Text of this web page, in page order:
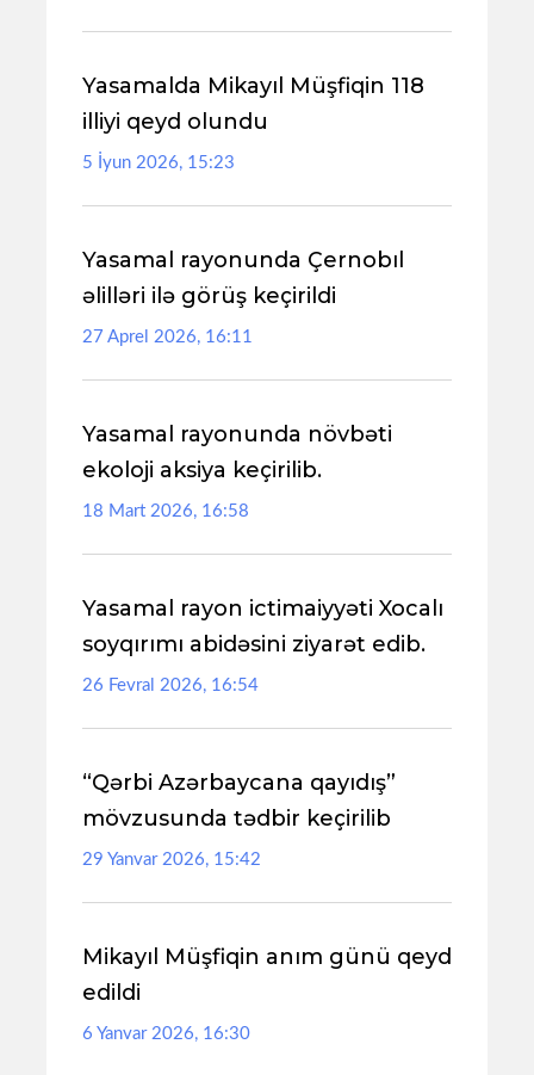
Yasamalda Mikayıl Müşfiqin 118
illiyi qeyd olundu
5 İyun 2026, 15:23
Yasamal rayonunda Çernobıl
əlilləri ilə görüş keçirildi
27 Aprel 2026, 16:11
Yasamal rayonunda növbəti
ekoloji aksiya keçirilib.
18 Mart 2026, 16:58
Yasamal rayon ictimaiyyəti Xocalı
soyqırımı abidəsini ziyarət edib.
26 Fevral 2026, 16:54
“Qərbi Azərbaycana qayıdış”
mövzusunda tədbir keçirilib
29 Yanvar 2026, 15:42
Mikayıl Müşfiqin anım günü qeyd
edildi
6 Yanvar 2026, 16:30